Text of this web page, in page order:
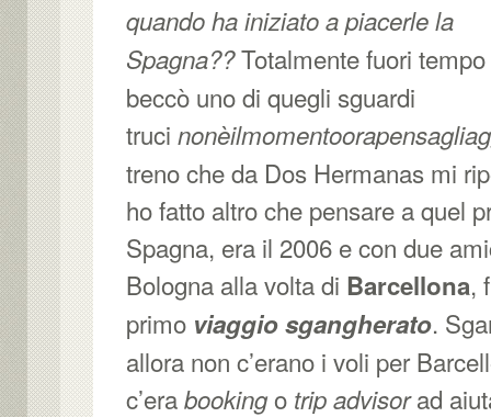
quando ha iniziato a piacerle la
Spagna??Totalmente fuori
beccò uno di quegli sguardi
truci
treno che da Dos Hermanas mi
ho fatto altro che pensare a quel
Spagna, era il 2006 e con due
Bologna alla volta di Barcellona,
primo viaggio sgangherato.
allora non c’erano i voli per
c’erabookingo trip advisorad